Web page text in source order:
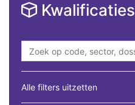
Kwalificaties
Alle filters uitzetten